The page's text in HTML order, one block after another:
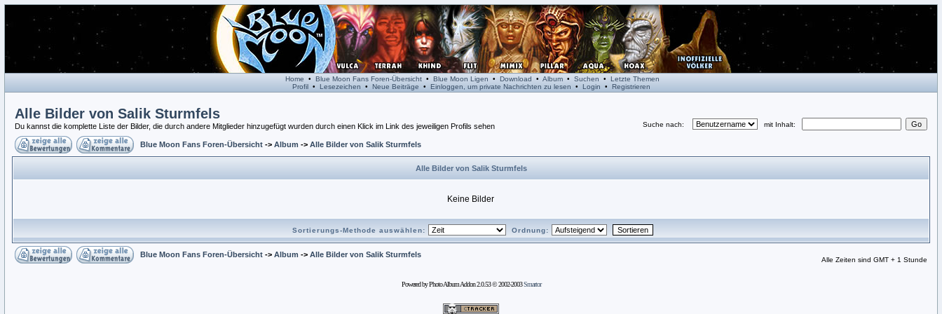
Home • Blue Moon Fans Foren-Übersicht• Blue Moon Ligen • Download • Album• Suchen • Letzte Themen
Profil• Lesezeichen • Neue Beiträge • Einloggen, um private Nachrichten zu lesen • Login • Registrieren
Alle Bilder von Salik Sturmfels
Du kannst die komplette Liste der Bilder, die durch andere Mitglieder hinzugefügt wurden durch einen Klick im Link des jeweiligen Profils sehen Suche nach: mit Inhalt:
Blue Moon Fans Foren-Übersicht -> Album -> Alle Bilder von Salik Sturmfels
Alle Bilder von Salik Sturmfels
Keine Bilder
Sortierungs-Methode auswählen: Ordnung:
Blue Moon Fans Foren-Übersicht -> Album -> Alle Bilder von Salik Sturmfels
Alle Zeiten sind GMT + 1 Stunde
Powered by Photo Album Addon 2.0.53 © 2002-2003Smartor